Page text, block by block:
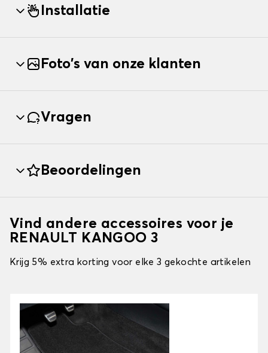
Installatie
Foto's van onze klanten
Vragen
Beoordelingen
Vind andere accessoires voor je
RENAULT KANGOO 3
Krijg 5% extra korting voor elke 3 gekochte artikelen